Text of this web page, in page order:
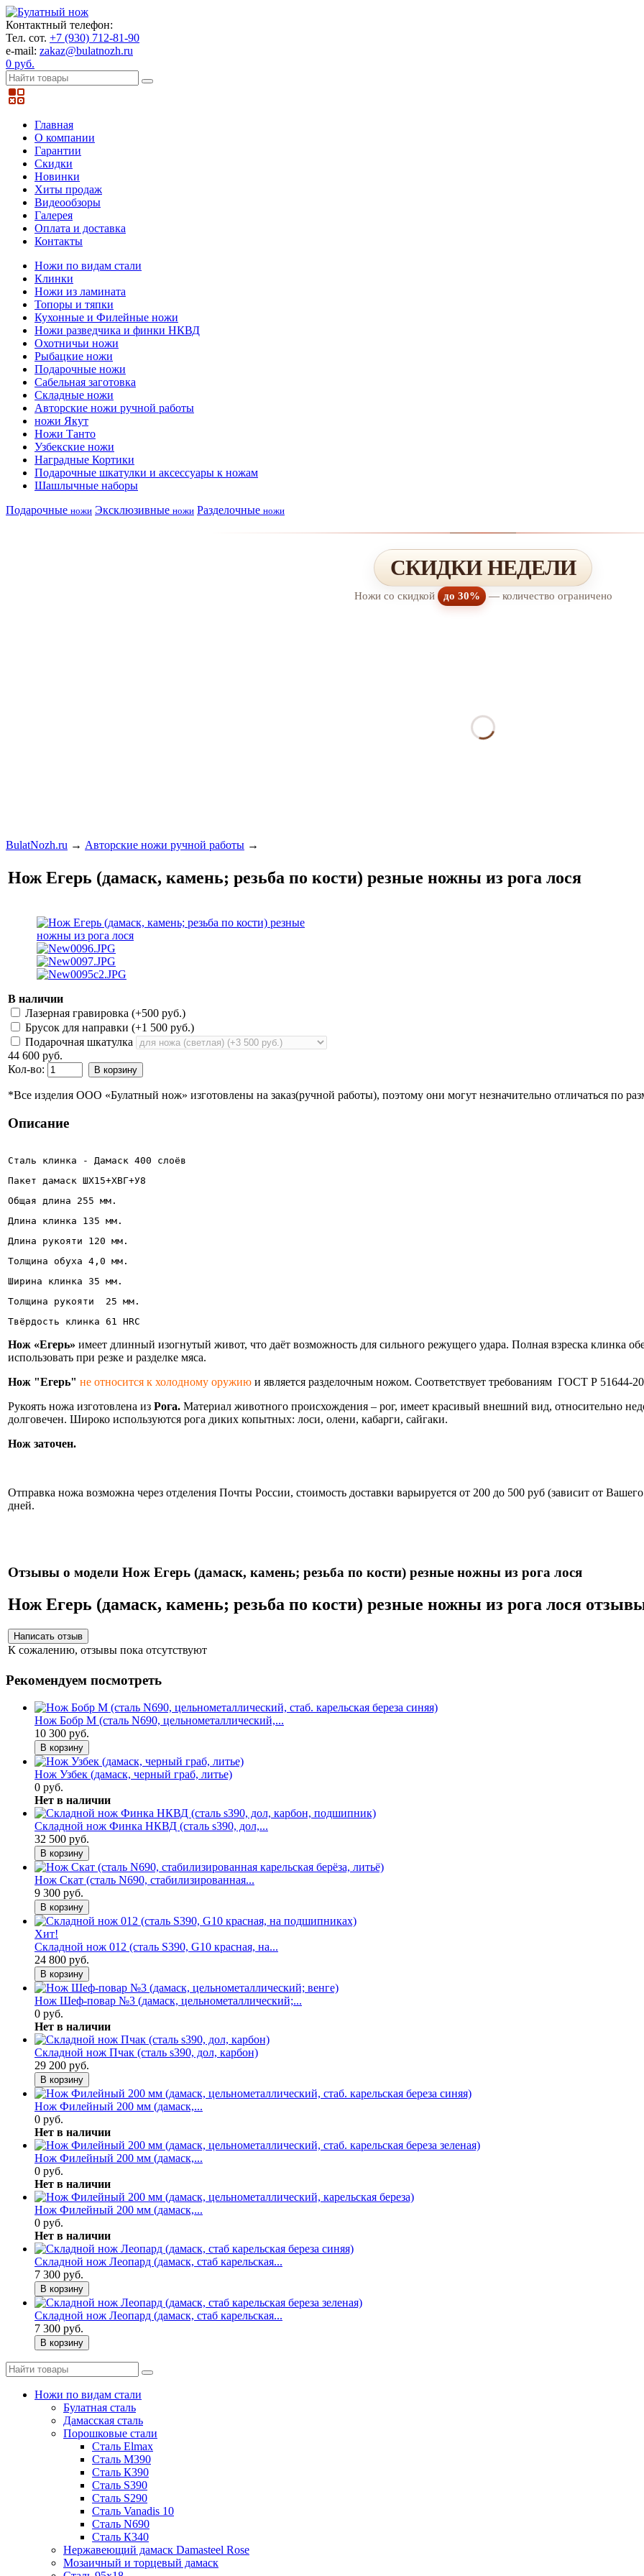
Контактный телефон:
Тел. сот. +7 (930) 712-81-90
e-mail: zakaz@bulatnozh.ru
0 руб.
Главная
О компании
Гарантии
Скидки
Новинки
Хиты продаж
Видеообзоры
Галерея
Оплата и доставка
Контакты
Ножи по видам стали
Клинки
Ножи из ламината
Топоры и тяпки
Кухонные и Филейные ножи
Ножи разведчика и финки НКВД
Охотничьи ножи
Рыбацкие ножи
Подарочные ножи
Сабельная заготовка
Складные ножи
Авторские ножи ручной работы
ножи Якут
Ножи Танто
Узбекские ножи
Наградные Кортики
Подарочные шкатулки и аксессуары к ножам
Шашлычные наборы
Подарочные ножи Эксклюзивные ножи Разделочные ножи
СКИДКИ НЕДЕЛИ
Ножи со скидкой до 30% — количество ограничено
BulatNozh.ru → Авторские ножи ручной работы →
Нож Егерь (дамаск, камень; резьба по кости) резные ножны из рога лося
В наличии
Лазерная гравировка (+500 руб.)
Брусок для направки (+1 500 руб.)
Подарочная шкатулка
44 600 руб.
Кол-во:
В корзину
*Все изделия ООО «Булатный нож» изготовлены на заказ(ручной работы), поэтому они могут незначительно отличаться по
Описание
Сталь клинка - Дамаск 400 слоёв
Пакет дамаск ШХ15+ХВГ+У8
Общая длина 255 мм.
Длина клинка 135 мм.
Длина рукояти 120 мм.
Толщина обуха 4,0 мм.
Ширина клинка 35 мм.
Толщина рукояти  25 мм.
Твёрдость клинка 61 HRC
Нож «Егерь» имеет длинный изогнутый живот, что даёт возможность для сильного режущего удара. Полная взреска клинка
использовать при резке и разделке мяса.
Нож "Егерь" не относится к холодному оружию и является разделочным ножом. Соответствует требованиям ГОСТ Р 51644-
Рукоять ножа изготовлена из Рога. Материал животного происхождения – рог, имеет красивый внешний вид, относительно
долговечен. Широко используются рога диких копытных: лоси, олени, кабарги, сайгаки.
Нож заточен.
Отправка ножа возможна через отделения Почты России, стоимость доставки варьируется от 200 до 500 руб (зависит от
дней.
Отзывы о модели Нож Егерь (дамаск, камень; резьба по кости) резные ножны из рога лося
Нож Егерь (дамаск, камень; резьба по кости) резные ножны из рога лося
К сожалению, отзывы пока отсутствуют
Рекомендуем посмотреть
Нож Бобр М (сталь N690, цельнометаллический,...
10 300 руб.
В корзину
Нож Узбек (дамаск, черный граб, литье)
0 руб.
Нет в наличии
Складной нож Финка НКВД (сталь s390, дол,...
32 500 руб.
В корзину
Нож Скат (сталь N690, стабилизированная...
9 300 руб.
В корзину
Хит!
Складной нож 012 (сталь S390, G10 красная, на...
24 800 руб.
В корзину
Нож Шеф-повар №3 (дамаск, цельнометаллический;...
0 руб.
Нет в наличии
Складной нож Пчак (сталь s390, дол, карбон)
29 200 руб.
В корзину
Нож Филейный 200 мм (дамаск,...
0 руб.
Нет в наличии
Нож Филейный 200 мм (дамаск,...
0 руб.
Нет в наличии
Нож Филейный 200 мм (дамаск,...
0 руб.
Нет в наличии
Складной нож Леопард (дамаск, стаб карельская...
7 300 руб.
В корзину
Складной нож Леопард (дамаск, стаб карельская...
7 300 руб.
В корзину
Ножи по видам стали
Булатная сталь
Дамасская сталь
Порошковые стали
Сталь Elmax
Сталь М390
Сталь К390
Сталь S390
Сталь S290
Сталь Vanadis 10
Сталь N690
Сталь К340
Нержавеющий дамаск Damasteel Rose
Мозаичный и торцевый дамаск